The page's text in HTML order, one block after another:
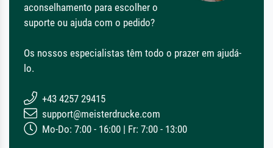
aconselhamento para escolher o
suporte ou ajuda com o pedido?
Os nossos especialistas têm todo o prazer em ajudá-
lo.
+43 4257 29415
support@meisterdrucke.com
Mo-Do: 7:00 - 16:00 | Fr: 7:00 - 13:00